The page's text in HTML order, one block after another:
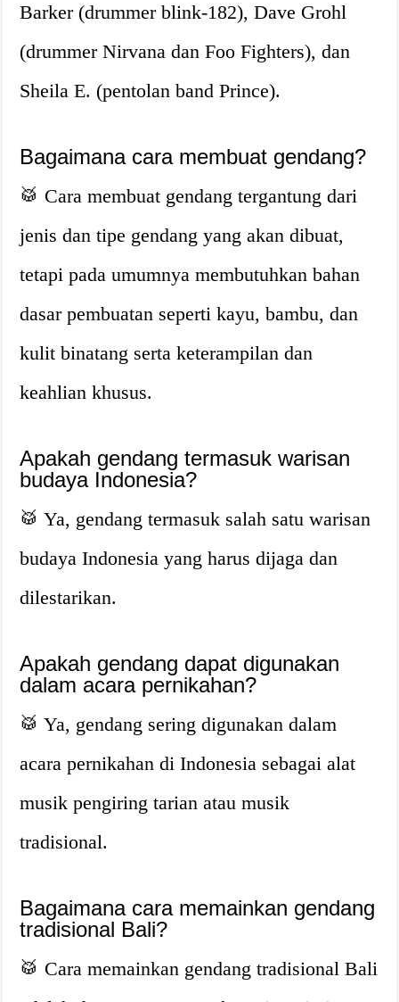
Barker (drummer blink-182), Dave Grohl
(drummer Nirvana dan Foo Fighters), dan
Sheila E. (pentolan band Prince).
Bagaimana cara membuat gendang?
🥁 Cara membuat gendang tergantung dari
jenis dan tipe gendang yang akan dibuat,
tetapi pada umumnya membutuhkan bahan
dasar pembuatan seperti kayu, bambu, dan
kulit binatang serta keterampilan dan
keahlian khusus.
Apakah gendang termasuk warisan
budaya Indonesia?
🥁 Ya, gendang termasuk salah satu warisan
budaya Indonesia yang harus dijaga dan
dilestarikan.
Apakah gendang dapat digunakan
dalam acara pernikahan?
🥁 Ya, gendang sering digunakan dalam
acara pernikahan di Indonesia sebagai alat
musik pengiring tarian atau musik
tradisional.
Bagaimana cara memainkan gendang
tradisional Bali?
🥁 Cara memainkan gendang tradisional Bali